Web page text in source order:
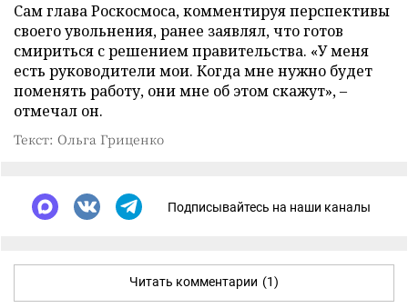
Сам глава Роскосмоса, комментируя перспективы
своего увольнения, ранее заявлял, что готов
смириться с решением правительства. «У меня
есть руководители мои. Когда мне нужно будет
поменять работу, они мне об этом скажут»,–
отмечал он.
Текст: Ольга Гриценко
Подписывайтесь на наши каналы
Читать комментарии (1)